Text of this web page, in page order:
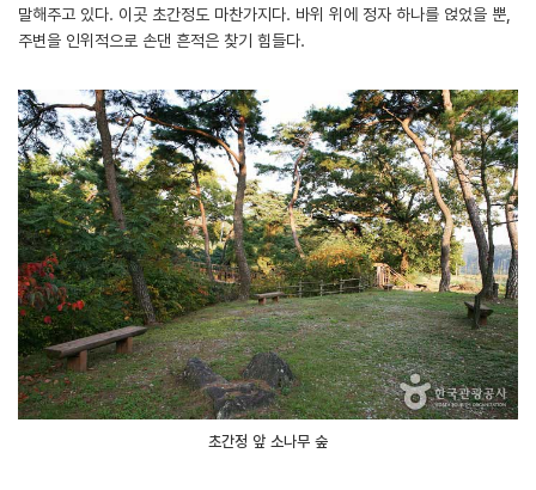
말해주고 있다. 이곳 초간정도 마찬가지다. 바위 위에 정자 하나를 얹었을 뿐,
주변을 인위적으로 손댄 흔적은 찾기 힘들다.
초간정 앞 소나무 숲